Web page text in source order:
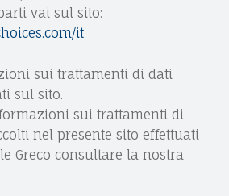
vai sul sito:
it
sui trattamenti di dati
sul sito.
sui trattamenti di
nel presente sito effettuati
Greco consultare la nostra